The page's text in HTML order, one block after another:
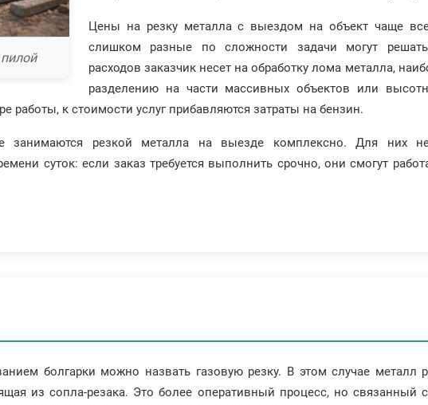
Цены на резку металла с выездом на объект чаще
слишком разные по сложности задачи могут
расходов заказчик несет на обработку лома металла,
разделению на части массивных объектов или
работы, к стоимости услуг прибавляются затраты на бензин.
занимаются резкой металла на выезде комплексно. Для них не
суток: если заказ требуется выполнить срочно, они смогут
болгарки можно назвать газовую резку. В этом случае металл
из сопла-резака. Это более оперативный процесс, но связанный